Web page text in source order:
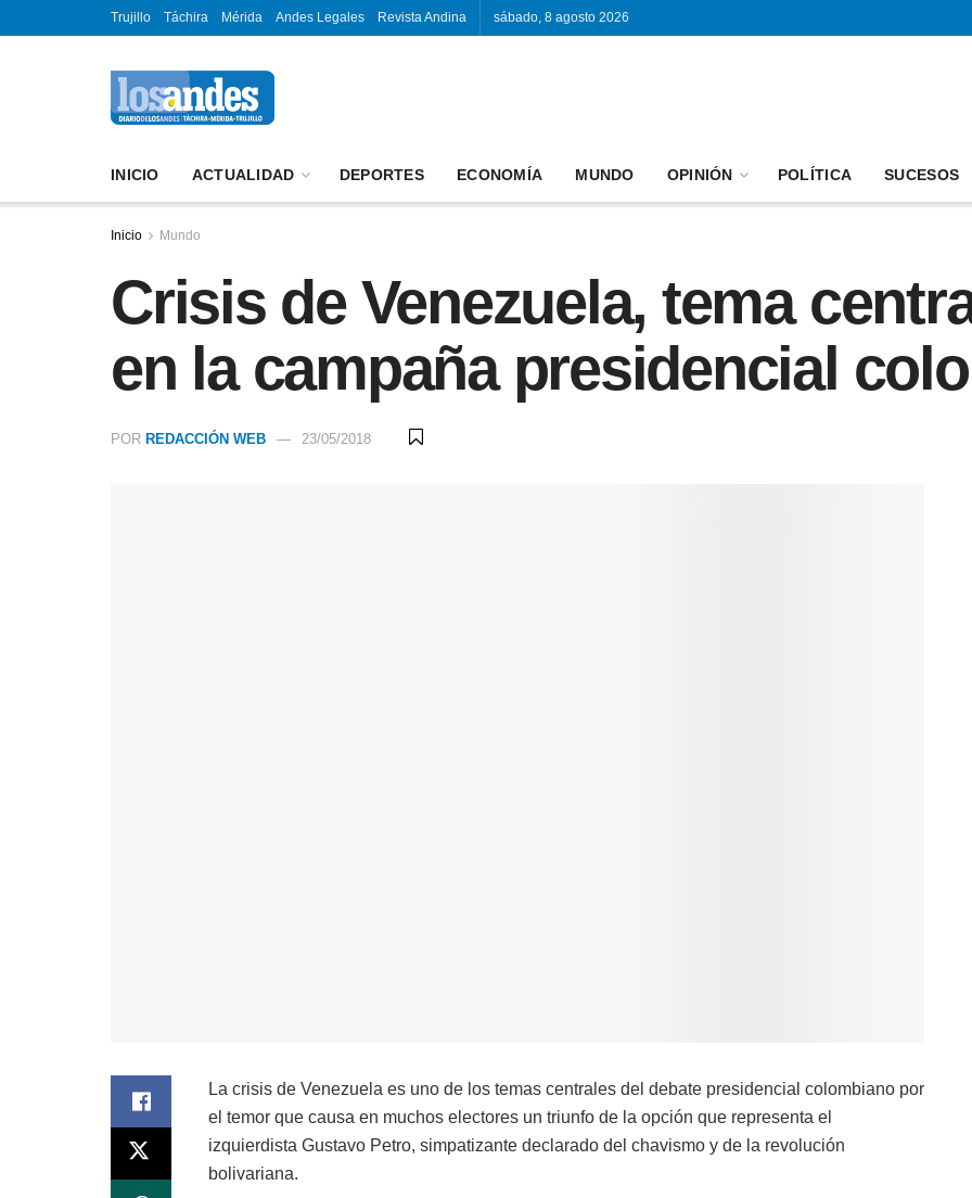
Trujillo Táchira Mérida Andes Legales Revista Andina sábado, 8 agosto 2026
INICIO ACTUALIDAD DEPORTES ECONOMÍA MUNDO OPINIÓN POLÍTICA SUCESOS
Inicio Mundo
Crisis de Venezuela, tema
en la campaña presidencial
POR REDACCIÓN WEB 23/05/2018
La crisis de Venezuela es uno de los temas centrales del debate presidencial colombiano por
el temor que causa en muchos electores un triunfo de la opción que representa el
izquierdista Gustavo Petro, simpatizante declarado del chavismo y de la revolución
bolivariana.